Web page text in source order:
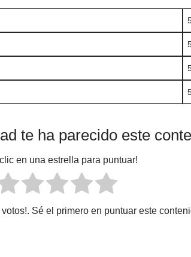
te ha parecido este
clic en una estrella para puntuar!
votos!. Sé el primero en puntuar este